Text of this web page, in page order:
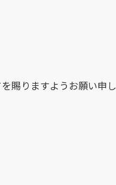
賜りますようお願い申し